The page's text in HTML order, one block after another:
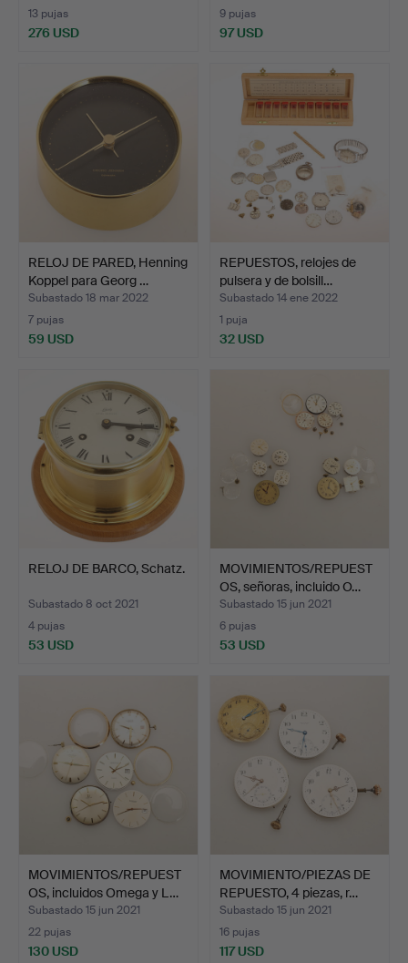
13 pujas
276 USD
9 pujas
97 USD
RELOJ DE PARED, Henning
Koppel para Georg …
Subastado 18 mar 2022
7 pujas
59 USD
REPUESTOS, relojes de
pulsera y de bolsill…
Subastado 14 ene 2022
1 puja
32 USD
RELOJ DE BARCO, Schatz.
Subastado 8 oct 2021
4 pujas
53 USD
MOVIMIENTOS/REPUEST
OS, señoras, incluido O…
Subastado 15 jun 2021
6 pujas
53 USD
MOVIMIENTOS/REPUEST
OS, incluidos Omega y L…
Subastado 15 jun 2021
22 pujas
130 USD
MOVIMIENTO/PIEZAS DE
REPUESTO, 4 piezas, r…
Subastado 15 jun 2021
16 pujas
117 USD